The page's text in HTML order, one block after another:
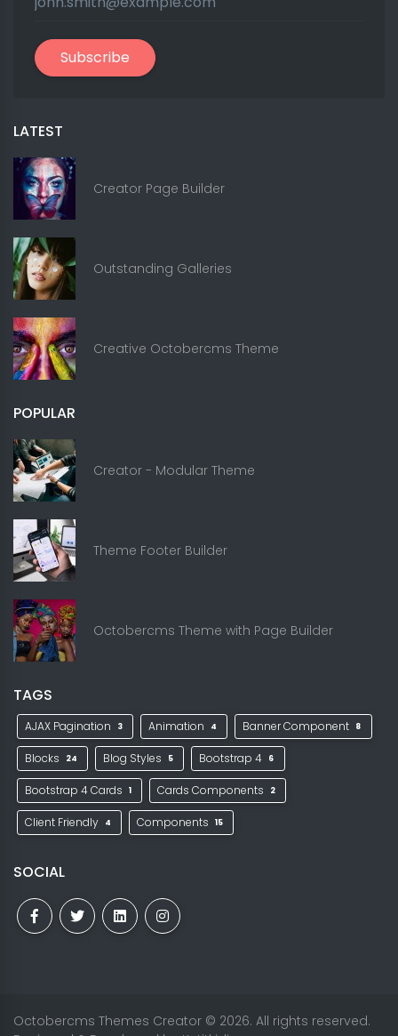
Subscribe
LATEST
Creator Page Builder
Outstanding Galleries
Creative Octobercms Theme
POPULAR
Creator - Modular Theme
Theme Footer Builder
Octobercms Theme with Page Builder
TAGS
AJAX Pagination 3 Animation 4 Banner Component 8
Blocks 24 Blog Styles 5 Bootstrap 4 6
Bootstrap 4 Cards 1 Cards Components 2
Client Friendly 4 Components 15
SOCIAL
Octobercms Themes Creator © 2026. All rights reserved.